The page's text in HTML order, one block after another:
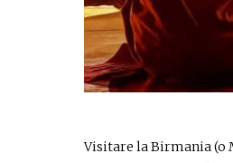
Visitare la Birmania (o